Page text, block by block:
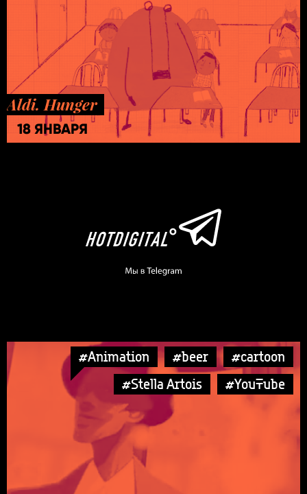
Aldi. Hunger
18 ЯНВАРЯ
#Animation #beer
#cartoon
#Stella Artois
#YouTube